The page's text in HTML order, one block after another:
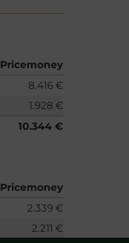
Pricemoney
8.416 €
1.928 €
10.344 €
Pricemoney
2.339 €
2.211 €